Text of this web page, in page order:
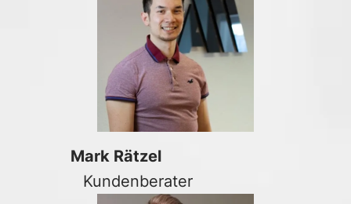
Mark Rätzel
Kundenberater